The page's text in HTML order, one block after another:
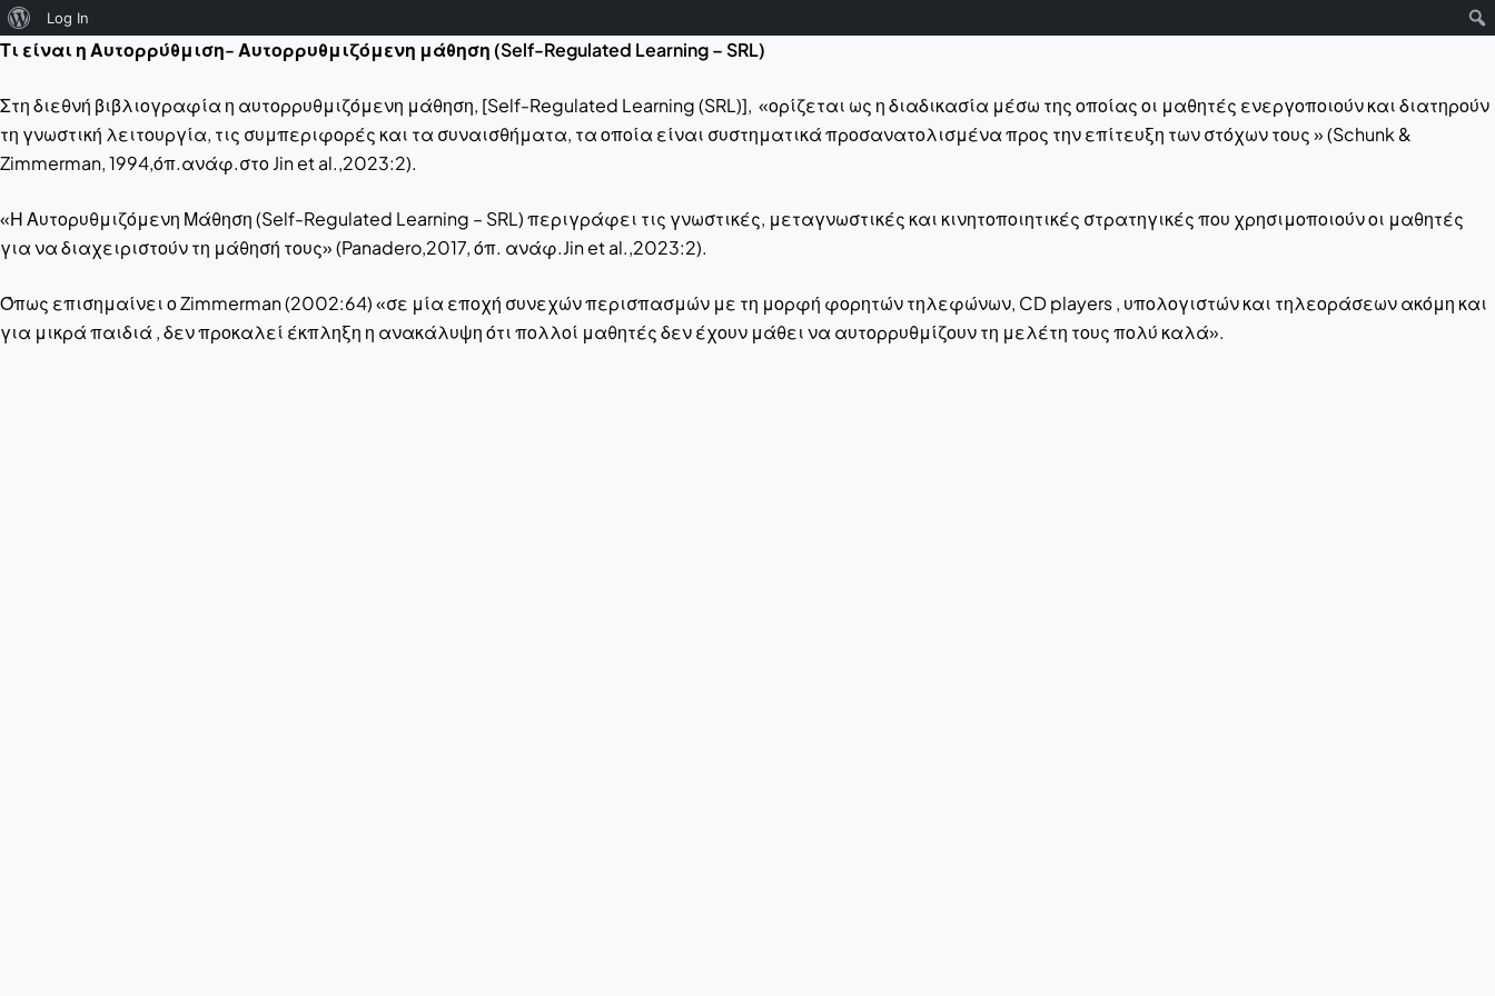
About
WordPress
Log In
Τι είναι η Αυτορρύθμιση- Αυτορρυθμιζόμενη μάθηση (Self-Regulated Learning – SRL)
Στη διεθνή βιβλιογραφία η αυτορρυθμιζόμενη μάθηση, [Self-Regulated Learning (SRL)], «ορίζεται ως η διαδικασία μέσω της οποίας οι μαθητές ενεργοποιούν και διατηρούν
τη γνωστική λειτουργία, τις συμπεριφορές και τα συναισθήματα, τα οποία είναι συστηματικά προσανατολισμένα προς την επίτευξη των στόχων τους » (Schunk &
Zimmerman, 1994,όπ.ανάφ.στο Jin et al.,2023:2).
«Η Αυτορυθμιζόμενη Μάθηση (Self-Regulated Learning – SRL) περιγράφει τις γνωστικές, μεταγνωστικές και κινητοποιητικές στρατηγικές που χρησιμοποιούν οι μαθητές
για να διαχειριστούν τη μάθησή τους» (Panadero,2017, όπ. ανάφ.Jin et al.,2023:2).
Όπως επισημαίνει ο Zimmerman (2002:64) «σε μία εποχή συνεχών περισπασμών με τη μορφή φορητών τηλεφώνων, CD players , υπολογιστών και τηλεοράσεων ακόμη και
για μικρά παιδιά , δεν προκαλεί έκπληξη η ανακάλυψη ότι πολλοί μαθητές δεν έχουν μάθει να αυτορρυθμίζουν τη μελέτη τους πολύ καλά».